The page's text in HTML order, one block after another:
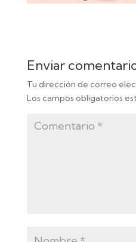
Enviar
Tu dirección de correo
Los campos obligatorios